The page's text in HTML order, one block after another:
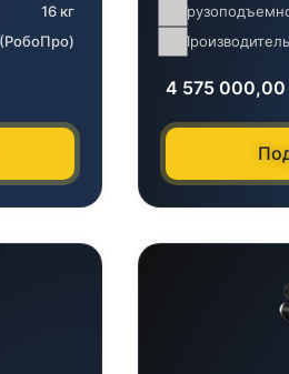
16 кг
4 575 000,00